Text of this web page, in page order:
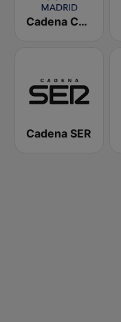
Cadena COPE Madrid
Cadena SER